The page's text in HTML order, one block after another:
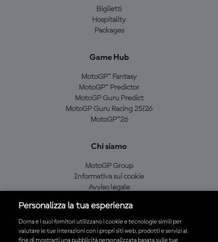
Biglietti
Hospitality
Packages
Game Hub
MotoGP™ Fantasy
MotoGP™ Predictor
MotoGP Guru Predict
MotoGP Guru Racing 25/26
MotoGP™26
Chi siamo
MotoGP Group
Informativa sui cookie
Avviso legale
Condizioni di acquisto
Personalizza la tua esperienza
Dorna e i suoi fornitori utilizzano i cookie e tecnologie simili per
valutare le tue interazioni con i propri siti web, prodotti e servizi al
fine di mostrarti una pubblicità personalizzata basata sulle tue